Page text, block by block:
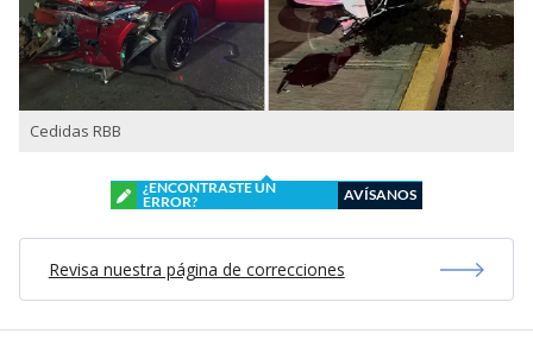
Cedidas RBB
¿ENCONTRASTE UN
ERROR?
AVÍSANOS
Revisa nuestra página de correcciones